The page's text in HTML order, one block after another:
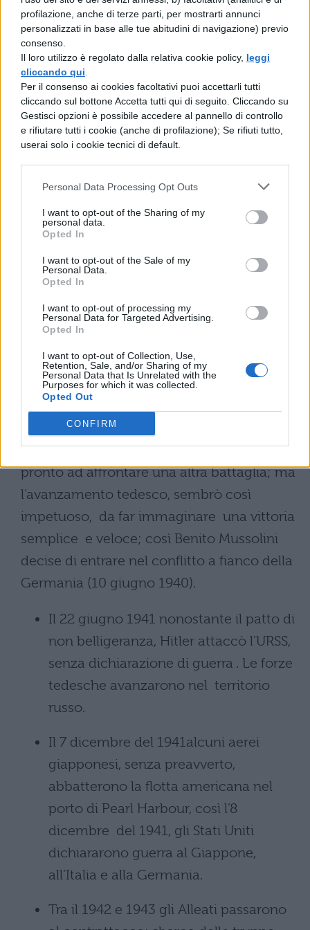
profilazione, anche di terze parti, per mostrarti annunci
personalizzati in base alle tue abitudini di navigazione) previo
consenso.
Il loro utilizzo è regolato dalla relativa cookie policy, leggi
cliccando qui
Per il consenso ai cookies facoltativi puoi accettarli tutti
cliccando sul bottone Accetta tutti qui di seguito. Cliccando su
Gestisci opzioni è possibile accedere al pannello di controllo
e rifiutare tutti i cookie (anche di profilazione); Se rifiuti tutto,
userai solo i cookie tecnici di default.
Personal Data Processing Opt Outs
I want to opt-out of the Sharing of my
personal data.
Opted In
I want to opt-out of the Sale of my
Personal Data.
Opted In
I want to opt-out of processing my
Personal Data for Targeted Advertising.
Opted In
I want to opt-out of Collection, Use,
Retention, Sale, and/or Sharing of my
Personal Data that Is Unrelated with the
Purposes for which it was collected.
Opted Out
CONFIRM
1936, la Germania Nazista e l’Impero
del Giappone firmarono il cosiddetto
Patto Anti-Comintern. Anche l’’Italia si
unì al Patto il 6 novembre 1937.
Il 22 maggio 1939, dopo la conferenza
di Monaco e l’occupazione italiana
firmarono il cosiddetto Patto d’acciaio.
l’alleanza dell’Asse con disposizioni di
Il 27 settembre 1940, fu sottoscritto il
Patto Tripartito tra Germania, Italia e
Giappone, noto come l’Alleanza
Allo scoppio della Guerra, l’Italia
nonostante fosse legata alla Germania
dall’alleanza, inizialmente non entrò nel
conflitto. L’esercito italiano, infatti, non era
pronto ad affrontare una altra battaglia; ma
l’avanzamento tedesco, sembrò così
impetuoso, da far immaginare una vittoria
semplice e veloce; così Benito Mussolini
decise di entrare nel conflitto a fianco della
Germania (10 giugno 1940).
Il 22 giugno 1941 nonostante il patto di
non belligeranza, Hitler attaccò l’URSS,
senza dichiarazione di guerra . Le forze
tedesche avanzarono nel territorio
russo.
Il 7 dicembre del 1941alcuni aerei
giapponesi, senza preavverto,
abbatterono la flotta americana nel
porto di Pearl Harbour, così l’8
dicembre del 1941, gli Stati Uniti
dichiararono guerra al Giappone,
all’Italia e alla Germania.
Tra il 1942 e 1943 gli Alleati passarono